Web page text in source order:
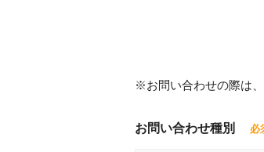
※お問い合わせの際は、
お問い合わせ種別